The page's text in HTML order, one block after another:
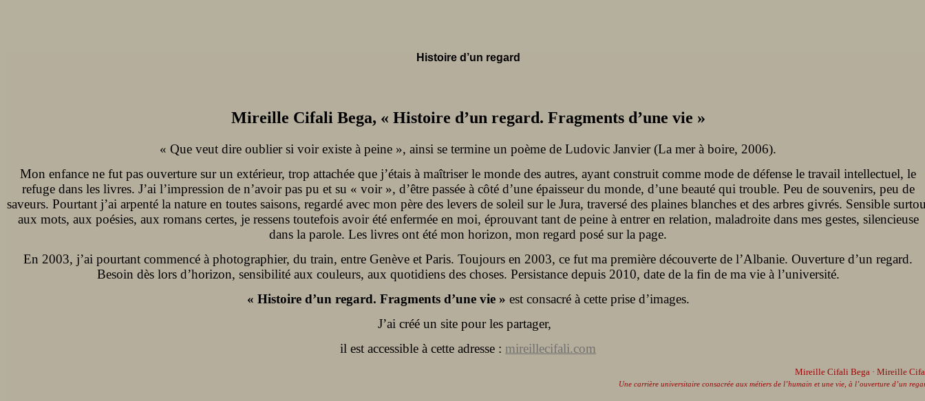
Histoire d’un regard
Mireille Cifali Bega, « Histoire d’un regard. Fragments d’une vie »
« Que veut dire oublier si voir existe à peine », ainsi se termine un poème de Ludovic Janvier (La mer à boire, 2006).
Mon enfance ne fut pas ouverture sur un extérieur, trop attachée que j’étais à maîtriser le monde des autres, ayant construit comme mode de défense le travail intellectuel, le
refuge dans les livres. J’ai l’impression de n’avoir pas pu et su « voir », d’être passée à côté d’une épaisseur du monde, d’une beauté qui trouble. Peu de souvenirs, peu de
saveurs. Pourtant j’ai arpenté la nature en toutes saisons, regardé avec mon père des levers de soleil sur le Jura, traversé des plaines blanches et des arbres givrés. Sensible
aux mots, aux poésies, aux romans certes, je ressens toutefois avoir été enfermée en moi, éprouvant tant de peine à entrer en relation, maladroite dans mes gestes, silencieuse
dans la parole. Les livres ont été mon horizon, mon regard posé sur la page.​
En 2003, j’ai pourtant commencé à photographier, du train, entre Genève et Paris. Toujours en 2003, ce fut ma première découverte de l’Albanie. Ouverture d’un regard.
Besoin dès lors d’horizon, sensibilité aux couleurs, aux quotidiens des choses. Persistance depuis 2010, date de la fin de ma vie à l’université.
« Histoire d’un regard. Fragments d’une vie » est consacré à cette prise d’images.
J’ai créé un site pour les partager,
il est accessible à cette adresse : mireillecifali.com
Mireille Cifali Bega · Mireille
Une carrière universitaire consacrée aux métiers de l’humain et une vie, à l’ouverture d’un